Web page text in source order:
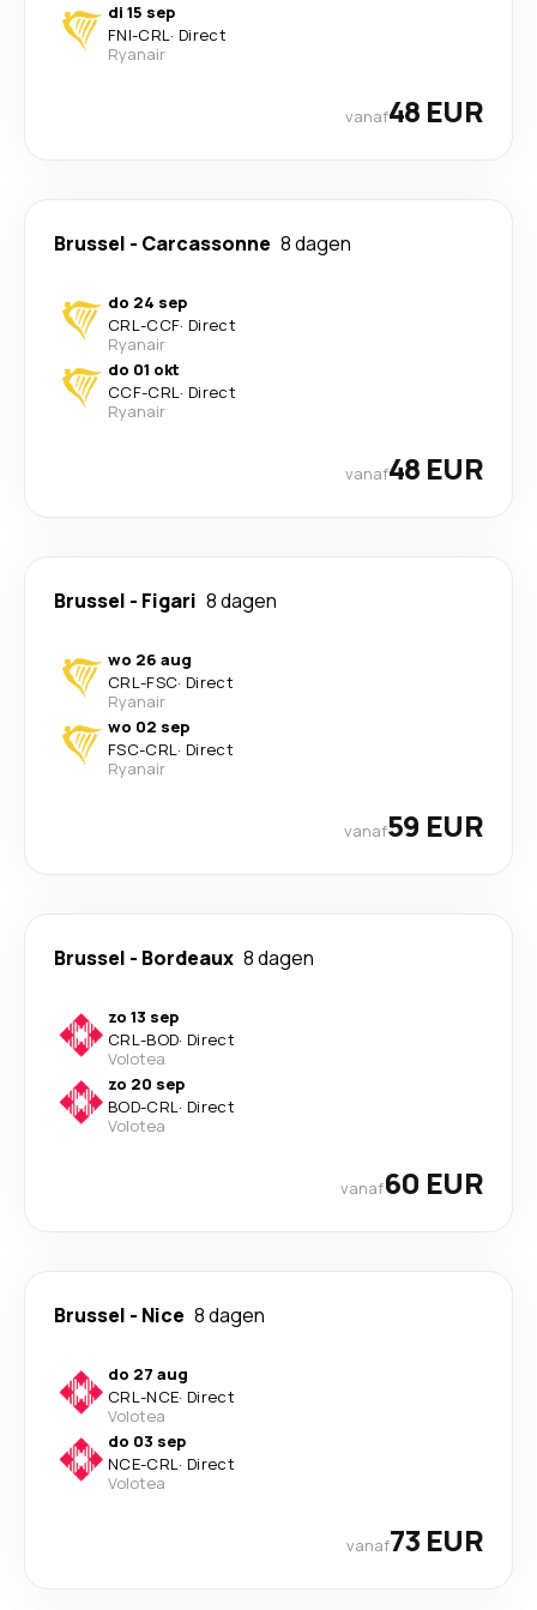
di 15 sep
FNI-CRL· Direct
Ryanair
vanaf48 EUR
Brussel - Carcassonne 8 dagen
do 24 sep
CRL-CCF· Direct
Ryanair
do 01 okt
CCF-CRL· Direct
Ryanair
vanaf48 EUR
Brussel - Figari 8 dagen
wo 26 aug
CRL-FSC· Direct
Ryanair
wo 02 sep
FSC-CRL· Direct
Ryanair
vanaf59 EUR
Brussel - Bordeaux 8 dagen
zo 13 sep
CRL-BOD· Direct
Volotea
zo 20 sep
BOD-CRL· Direct
Volotea
vanaf60 EUR
Brussel - Nice 8 dagen
do 27 aug
CRL-NCE· Direct
Volotea
do 03 sep
NCE-CRL· Direct
Volotea
vanaf73 EUR